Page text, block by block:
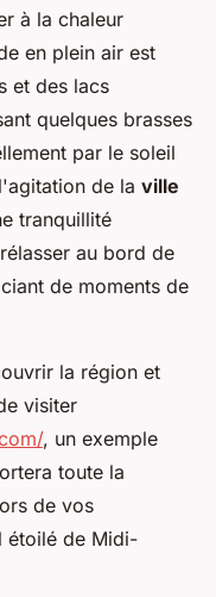
à la chaleur
en plein air est
et des lacs
quelques brasses
par le soleil
de la ville
tranquillité
au bord de
de moments de
la région et
visiter
, un exemple
toute la
de vos
étoilé de Midi-